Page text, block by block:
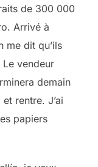
de 300 000
Arrivé à
me dit qu’ils
vendeur
demain
rentre. J’ai
papiers